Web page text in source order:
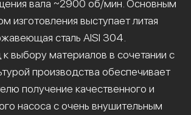
вала ~2900 об/мин. Основным
изготовления выступает литая
сталь AISI 304.
выбору материалов в сочетании с
производства обеспечивает
получение качественного и
насоса с очень внушительным